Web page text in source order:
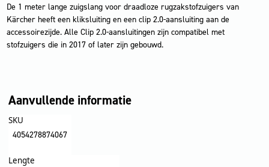
De 1 meter lange zuigslang voor draadloze rugzakstofzuigers van
Kärcher heeft een kliksluiting en een clip 2.0-aansluiting aan de
accessoirezijde. Alle Clip 2.0-aansluitingen zijn compatibel met
stofzuigers die in 2017 of later zijn gebouwd.
Aanvullende informatie
SKU
4054278874067
Lengte